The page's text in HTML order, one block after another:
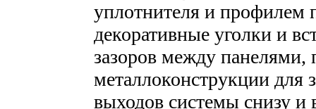
уплотнителя и профилем
декоративные уголки и
зазоров между
металлоконструкции
выходов системы снизу и